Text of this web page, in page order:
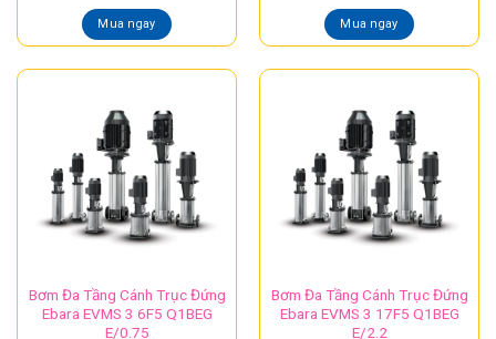
Mua ngay Mua ngay
Bơm Đa Tầng Cánh Trục Đứng
Ebara EVMS 3 6F5 Q1BEG
E/0.75
Bơm Đa Tầng Cánh Trục Đứng
Ebara EVMS 3 17F5 Q1BEG
E/2.2